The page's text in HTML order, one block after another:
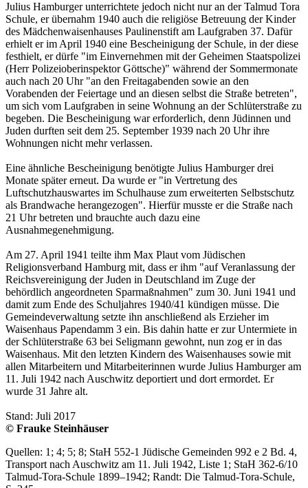
Julius Hamburger unterrichtete jedoch nicht nur an der Talmud Tora
Schule, er übernahm 1940 auch die religiöse Betreuung der Kinder
des Mädchenwaisenhauses Paulinenstift am Laufgraben 37. Dafür
erhielt er im April 1940 eine Bescheinigung der Schule, in der diese
festhielt, er dürfe "im Einvernehmen mit der Geheimen Staatspolizei
(Herr Polizeioberinspektor Göttsche)" während der Sommermonate
auch nach 20 Uhr "an den Freitagabenden sowie an den
Vorabenden der Feiertage und an diesen selbst die Straße betreten",
um sich vom Laufgraben in seine Wohnung an der Schlüterstraße zu
begeben. Die Bescheinigung war erforderlich, denn Jüdinnen und
Juden durften seit dem 25. September 1939 nach 20 Uhr ihre
Wohnungen nicht mehr verlassen.
Eine ähnliche Bescheinigung benötigte Julius Hamburger drei
Monate später erneut. Da wurde er "in Vertretung des
Luftschutzhauswartes im Schulhause zum erweiterten Selbstschutz
als Brandwache herangezogen". Hierfür musste er die Straße nach
21 Uhr betreten und brauchte auch dazu eine
Ausnahmegenehmigung.
Am 27. April 1941 teilte ihm Max Plaut vom Jüdischen
Religionsverband Hamburg mit, dass er ihm "auf Veranlassung der
Reichsvereinigung der Juden in Deutschland im Zuge der
behördlich angeordneten Sparmaßnahmen" zum 30. Juni 1941 und
damit zum Ende des Schuljahres 1940/41 kündigen müsse. Die
Gemeindeverwaltung setzte ihn anschließend als Erzieher im
Waisenhaus Papendamm 3 ein. Bis dahin hatte er zur Untermiete in
der Schlüterstraße 63 bei Seligmann gewohnt, nun zog er in das
Waisenhaus. Mit den letzten Kindern des Waisenhauses sowie mit
allen Mitarbeitern und Mitarbeiterinnen wurde Julius Hamburger am
11. Juli 1942 nach Auschwitz deportiert und dort ermordet. Er
wurde 31 Jahre alt.
Stand: Juli 2017
© Frauke Steinhäuser
Quellen: 1; 4; 5; 8; StaH 552-1 Jüdische Gemeinden 992 e 2 Bd. 4,
Transport nach Auschwitz am 11. Juli 1942, Liste 1; StaH 362-6/10
Talmud-Tora-Schule 1899–1942; Randt: Die Talmud-Tora-Schule,